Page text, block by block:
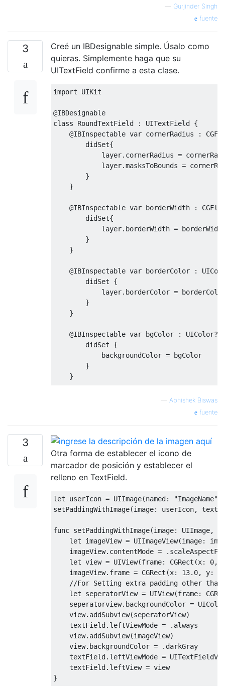
— Gurjinder Singh
fuente
3
Creé un IBDesignable simple. Úsalo como
quieras. Simplemente haga que su
UITextField confirme a esta clase.
import UIKit
@IBDesignable
class
RoundTextField : UITextField
{
@IBInspectable var cornerRadius :
didSet{
            layer
. cornerRadius =
            layer
.masksToBounds =
}
}
@IBInspectable var borderWidth :
didSet{
            layer
. borderWidth =
}
}
@IBInspectable var borderColor :
didSet
{
            layer
. borderColor =
}
}
@IBInspectable var bgColor : UIColor?
didSet
{
            backgroundColor
= bgColor
}
}
leftImage : UIImage
let imageView =
                imageView
. image = image
                imageView
tintColor
let
view = UIView (
                view
else {
                leftViewMode
= .never
}
}
@IBInspectable placeholderColor
didSet
{
let rawString =
let str = NSAttributedString(
            attributedPlaceholder
}
}
override func textRect
forBounds
return bounds. insetBy
— Abhishek Biswas
fuente
3
Otra forma de establecer el icono de
marcador de posición y establecer el
relleno en TextField.
let userIcon = UIImage(named : "ImageName"
setPaddingWithImage(image: userIcon,
func setPaddingWithImage(image: UIImage,
let imageView = UIImageView(image:
    imageView
. contentMode = .
let view = UIView(frame: CGRect (x: 0,
    imageView
. frame = CGRect (x: 13. 0, y:
let seperatorView = UIView(frame:
    seperatorview
. backgroundColor =
    view
. addSubview(seperatorView)
    textField
. leftViewMode = . always
    view
. addSubview(imageView)
    view
. backgroundColor = . darkGray
    textField
. leftViewMode =
    textField
. leftView =
}